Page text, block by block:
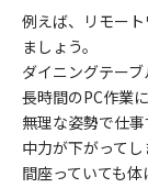
例えば、リモー
ましょう。
ダイニングテー
長時間のPC作業
無理な姿勢で仕
中力が下がって
間座っていても